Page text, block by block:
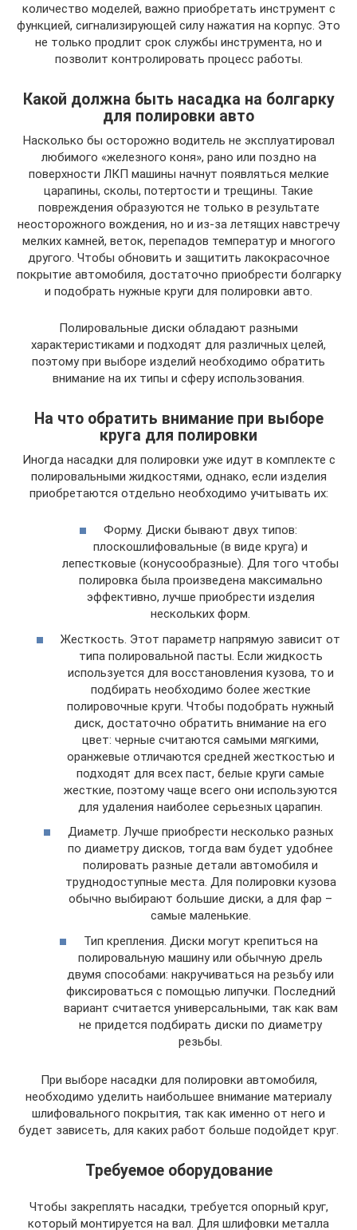
количество моделей, важно приобретать инструмент с
функцией, сигнализирующей силу нажатия на корпус. Это
не только продлит срок службы инструмента, но и
позволит контролировать процесс работы.
Какой должна быть насадка на болгарку
для полировки авто
Насколько бы осторожно водитель не эксплуатировал
любимого «железного коня», рано или поздно на
поверхности ЛКП машины начнут появляться мелкие
царапины, сколы, потертости и трещины. Такие
повреждения образуются не только в результате
неосторожного вождения, но и из-за летящих навстречу
мелких камней, веток, перепадов температур и многого
другого. Чтобы обновить и защитить лакокрасочное
покрытие автомобиля, достаточно приобрести болгарку
и подобрать нужные круги для полировки авто.
Полировальные диски обладают разными
характеристиками и подходят для различных целей,
поэтому при выборе изделий необходимо обратить
внимание на их типы и сферу использования.
На что обратить внимание при выборе
круга для полировки
Иногда насадки для полировки уже идут в комплекте с
полировальными жидкостями, однако, если изделия
приобретаются отдельно необходимо учитывать их:
Форму. Диски бывают двух типов:
плоскошлифовальные (в виде круга) и
лепестковые (конусообразные). Для того чтобы
полировка была произведена максимально
эффективно, лучше приобрести изделия
нескольких форм.
Жесткость. Этот параметр напрямую зависит от
типа полировальной пасты. Если жидкость
используется для восстановления кузова, то и
подбирать необходимо более жесткие
полировочные круги. Чтобы подобрать нужный
диск, достаточно обратить внимание на его
цвет: черные считаются самыми мягкими,
оранжевые отличаются средней жесткостью и
подходят для всех паст, белые круги самые
жесткие, поэтому чаще всего они используются
для удаления наиболее серьезных царапин.
Диаметр. Лучше приобрести несколько разных
по диаметру дисков, тогда вам будет удобнее
полировать разные детали автомобиля и
труднодоступные места. Для полировки кузова
обычно выбирают большие диски, а для фар –
самые маленькие.
Тип крепления. Диски могут крепиться на
полировальную машину или обычную дрель
двумя способами: накручиваться на резьбу или
фиксироваться с помощью липучки. Последний
вариант считается универсальными, так как вам
не придется подбирать диски по диаметру
резьбы.
При выборе насадки для полировки автомобиля,
необходимо уделить наибольшее внимание материалу
шлифовального покрытия, так как именно от него и
будет зависеть, для каких работ больше подойдет круг.
Требуемое оборудование
Чтобы закреплять насадки, требуется опорный круг,
который монтируется на вал. Для шлифовки металла